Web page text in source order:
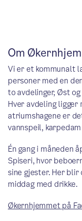
Om
Vi er et kommunalt
personer med en
to avdelinger, Øst
Hver avdeling ligger
atriumshagene er
vannspeil, karpedam
Én gang i måneden
Spiseri, hvor
sine gjester. Her
middag med drikke.
Økernhjemmet på